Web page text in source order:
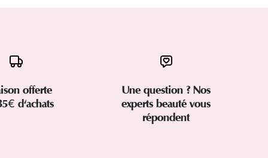
offerte
d'achats
Une question ? Nos
experts beauté vous
répondent